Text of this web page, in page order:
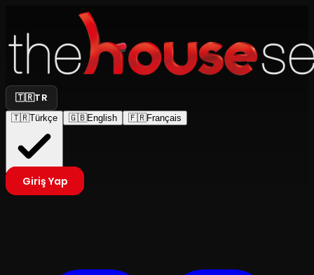
🇹🇷TR
🇹🇷Türkçe 🇬🇧English 🇫🇷Français
Giriş Yap